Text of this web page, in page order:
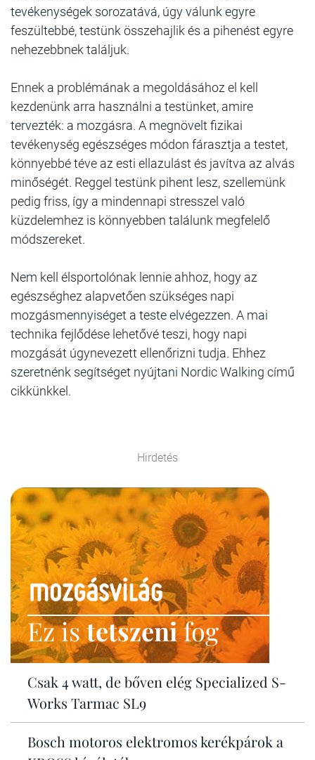
tevékenységek sorozatává, úgy válunk egyre
feszültebbé, testünk összehajlik és a pihenést egyre
nehezebbnek találjuk.
Ennek a problémának a megoldásához el kell
kezdenünk arra használni a testünket, amire
tervezték: a mozgásra. A megnövelt fizikai
tevékenység egészséges módon fárasztja a testet,
könnyebbé téve az esti ellazulást és javítva az alvás
minőségét. Reggel testünk pihent lesz, szellemünk
pedig friss, így a mindennapi stresszel való
küzdelemhez is könnyebben találunk megfelelő
módszereket.
Nem kell élsportolónak lennie ahhoz, hogy az
egészséghez alapvetően szükséges napi
mozgásmennyiséget a teste elvégezzen. A mai
technika fejlődése lehetővé teszi, hogy napi
mozgását úgynevezett ellenőrizni tudja. Ehhez
szeretnénk segítséget nyújtani Nordic Walking című
cikkünkkel.
Hirdetés
Ez istetszenifog
Csak 4 watt, de bőven elég Specialized S-
Works Tarmac SL9
Bosch motoros elektromos kerékpárok a